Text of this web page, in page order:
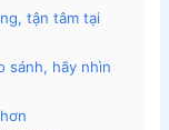
tận tâm tại
sánh, hãy nhìn